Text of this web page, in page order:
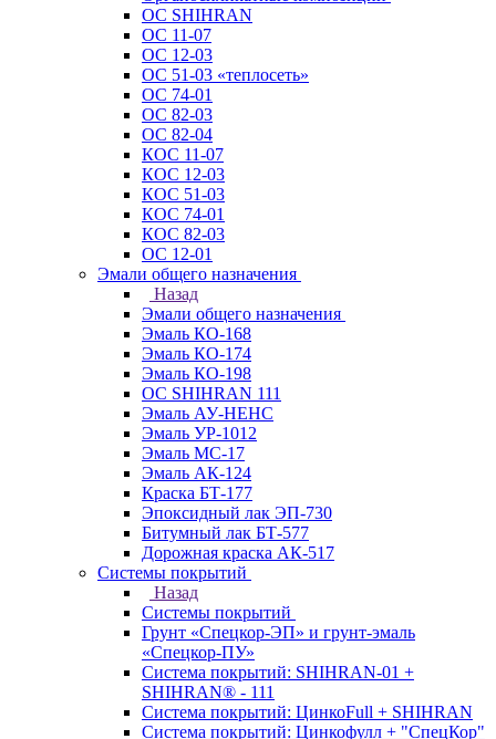
ОС SHIHRAN
ОС 11-07
ОС 12-03
ОС 51-03 «теплосеть»
ОС 74-01
ОС 82-03
ОС 82-04
КОС 11-07
КОС 12-03
КОС 51-03
КОС 74-01
КОС 82-03
ОС 12-01
Эмали общего назначения
Назад
Эмали общего назначения
Эмаль КО-168
Эмаль КО-174
Эмаль КО-198
ОС SHIHRAN 111
Эмаль АУ-НЕНС
Эмаль УР-1012
Эмаль МС-17
Эмаль АК-124
Краска БТ-177
Эпоксидный лак ЭП-730
Битумный лак БТ-577
Дорожная краска АК-517
Системы покрытий
Назад
Системы покрытий
Грунт «Спецкор-ЭП» и грунт-эмаль
«Спецкор-ПУ»
Система покрытий: SHIHRAN-01 +
SHIHRAN® - 111
Система покрытий: ЦинкоFull + SHIHRAN
Система покрытий: Цинкофулл + "СпецКор"